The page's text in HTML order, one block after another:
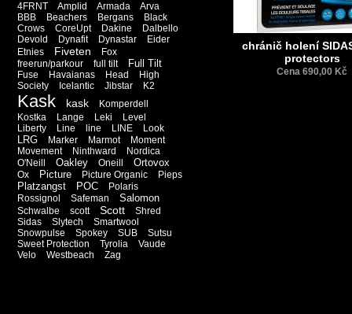
4FRNT Amplid Armada
Arva
BBB
Beachers Bergans
Black
Crows
CoreUpt Dakine
Dalbello
Devold
Dynafit Dynastar
Eider
Etnies
Fiveten
Fox
freerun/parkour
full tilt Full Tilt
Fuse Havaianas Head
High
Society
Icelantic Jibstar K2
Kask kask
Komperdell
Kostka
Lange Leki
Level
Liberty
Line line LINE Look
LRG Marker Marmot
Moment
Movement
Ninthward
Nordica
O'Neill
Oakley Oneill Ortovox
Ox Picture Picture Organic Pieps
Platzangst POC
Polaris
Rossignol
Safeman Salomon
Schwalbe scott Scott
Shred
Sidas
Slytech
Smartwool
Snowpulse
Spokey SUB
Sutsu
Sweet Protection
Tyrolia
Vaude
Velo
Westbeach Zag
chránič holení
protectors
Cena 690,00 Kč